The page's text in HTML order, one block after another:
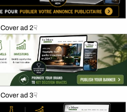
Cover ad 2☟
Cover ad 3☟